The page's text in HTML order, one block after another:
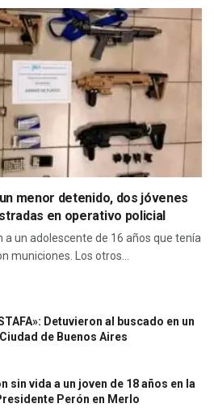
menor detenido, dos jóvenes
en operativo policial
a un adolescente de 16 años que tenía
municiones. Los otros...
Detuvieron al buscado en un
de Buenos Aires
sin vida a un joven de 18 años en la
Perón en Merlo